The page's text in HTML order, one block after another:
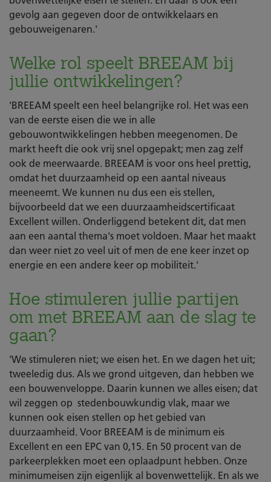
gevolg aan gegeven door de ontwikkelaars en
gebouweigenaren.'
Welke rol speelt BREEAM bij
jullie ontwikkelingen?
'BREEAM speelt een heel belangrijke rol. Het was een
van de eerste eisen die we in alle
gebouwontwikkelingen hebben meegenomen. De
markt heeft die ook vrij snel opgepakt; men zag zelf
ook de meerwaarde. BREEAM is voor ons heel prettig,
omdat het duurzaamheid op een aantal niveaus
meeneemt. We kunnen nu dus een eis stellen,
bijvoorbeeld dat we een duurzaamheidscertificaat
Excellent willen. Onderliggend betekent dit, dat men
aan een aantal thema's moet voldoen. Maar het maakt
dan weer niet zo veel uit of men de ene keer inzet op
energie en een andere keer op mobiliteit.'
Hoe stimuleren jullie partijen
om met BREEAM aan de slag te
gaan?
'We stimuleren niet; we eisen het. En we dagen het uit;
tweeledig dus. Als we grond uitgeven, dan hebben we
een bouwenveloppe. Daarin kunnen we alles eisen; dat
wil zeggen op stedenbouwkundig vlak, maar we
kunnen ook eisen stellen op het gebied van
duurzaamheid. Voor BREEAM is de minimum eis
Excellent en een EPC van 0,15. En 50 procent van de
parkeerplekken moet een oplaadpunt hebben. Onze
minimumeisen zijn eigenlijk al bovenwettelijk. En als we